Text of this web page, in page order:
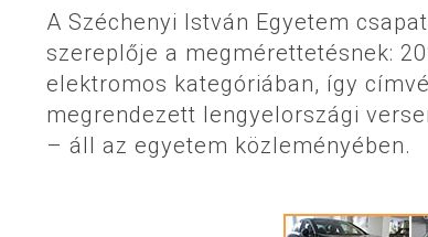
A Széchenyi István Egyetem
szereplője a megmérettetésnek:
elektromos kategóriában, így
megrendezett lengyelországi
– áll az egyetem közleményében.